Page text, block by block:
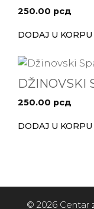
250.00 рсд
DODAJ U KORPU
DŽINOVSKI
250.00 рсд
DODAJ U KORPU
© 2026 Centar